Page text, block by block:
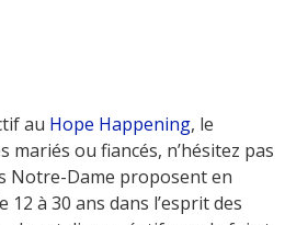
au Hope Happening, le
mariés ou fiancés, n’hésitez pas
Notre-Dame proposent en
à 30 ans dans l’esprit des